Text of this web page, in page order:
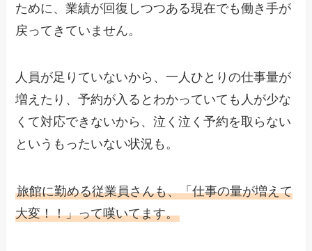
ために、業績が回復しつつある現在でも働き手が
戻ってきていません。
人員が足りていないから、一人ひとりの仕事量が
増えたり、予約が入るとわかっていても人が少な
くて対応できないから、泣く泣く予約を取らない
というもったいない状況も。
旅館に勤める従業員さんも、「仕事の量が増えて
大変！！」って嘆いてます。